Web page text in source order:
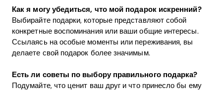
Как я могу убедиться, что мой подарок искренний?
Выбирайте подарки, которые представляют собой
конкретные воспоминания или ваши общие интересы.
Ссылаясь на особые моменты или переживания, вы
делаете свой подарок более значимым.
Есть ли советы по выбору правильного подарка?
Подумайте, что ценит ваш друг и что принесло бы ему